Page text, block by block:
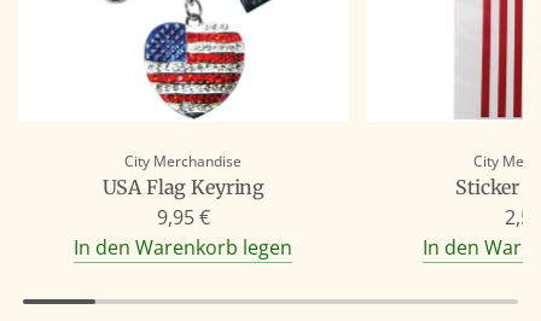
City Merchandise
USA Flag Keyring
9,95 €
In den Warenkorb legen
City
Sticker
In den